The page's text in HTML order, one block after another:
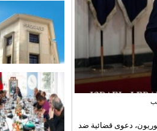
جمهوريون، دعوى قضائية ضد